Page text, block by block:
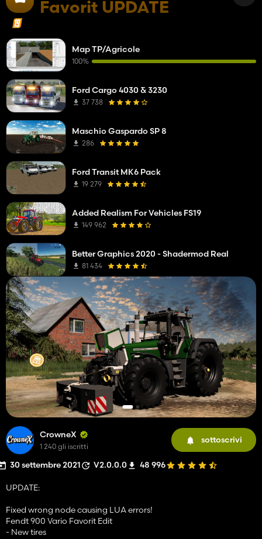
Favorit UPDATE
CrowneX
1 240 gli iscritti
sottoscrivi
30 settembre 2021 V2.0.0.0 48 996
UPDATE:
Fixed wrong node causing LUA errors!
Fendt 900 Vario Favorit Edit
- New tires
Map TP/Agricole
100%
Ford Cargo 4030 & 3230
37 738
Maschio Gaspardo SP 8
286
Ford Transit MK6 Pack
19 279
Added Realism For Vehicles FS19
149 962
Better Graphics 2020 - Shadermod Real
81 434